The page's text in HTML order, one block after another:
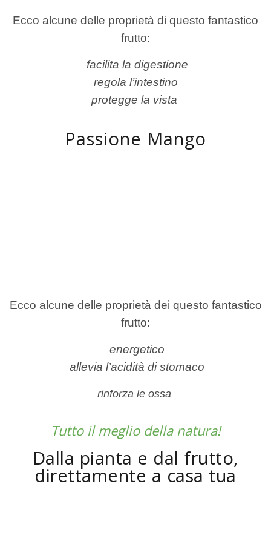
Ecco alcune delle proprietà di questo fantastico
frutto:
facilita la digestione
regola l’intestino
protegge la vista
Passione Mango
Ecco alcune delle proprietà dei questo fantastico
frutto:
energetico
allevia l’acidità di stomaco
rinforza le ossa
Tutto il meglio della natura!
Dalla pianta e dal frutto,
direttamente a casa tua